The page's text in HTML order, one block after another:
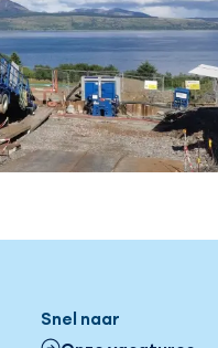
Snel naar